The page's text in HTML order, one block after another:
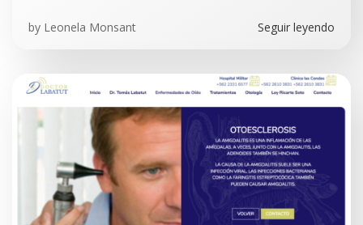
by Leonela Monsant Seguir leyendo